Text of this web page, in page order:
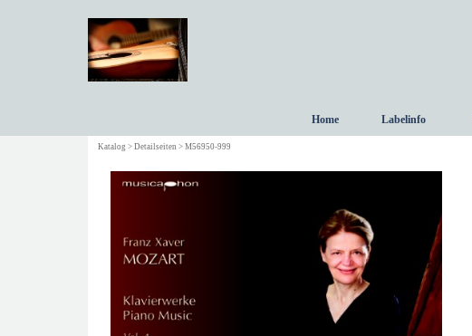
Home Labelinfo
Katalog > Detailseiten > M56950-999